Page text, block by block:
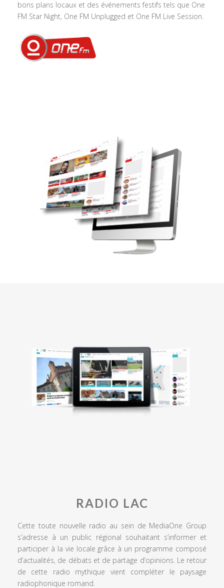
bons plans locaux et des événements festifs tels que One
FM Star Night, One FM Unplugged et One FM Live Session.
RADIO LAC
Cette toute nouvelle radio au sein de MediaOne Group
s’adresse à un public régional souhaitant s’informer et
participer à la vie locale grâce à un programme composé
d’actualités, de débats et de partage d’opinions. Le retour
de cette radio mythique vient compléter le paysage
radiophonique romand.